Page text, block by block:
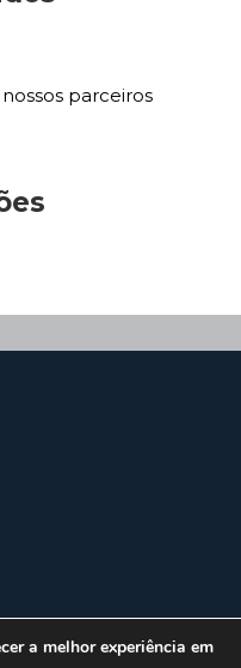
parceiros
a melhor experiência em